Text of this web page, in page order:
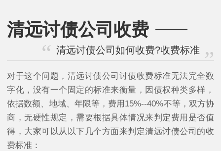
清远讨债公司收费
清远讨债公司如何收费?收费标准
对于这个问题，清远讨债公司讨债收费标准无法完全数
字化，没有一个固定的标准来衡量，因债权种类多样，
依据数额、地域、年限等，费用15%--40%不等，双方协
商，无硬性规定，需要根据具体情况来判定费用是否值
得，大家可以从以下几个方面来判定清远讨债公司的收
费标准：